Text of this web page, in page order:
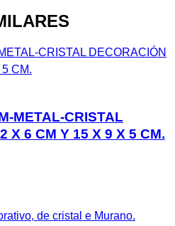
METAL-CRISTAL
X 6 CM Y 15 X 9 X 5 CM.